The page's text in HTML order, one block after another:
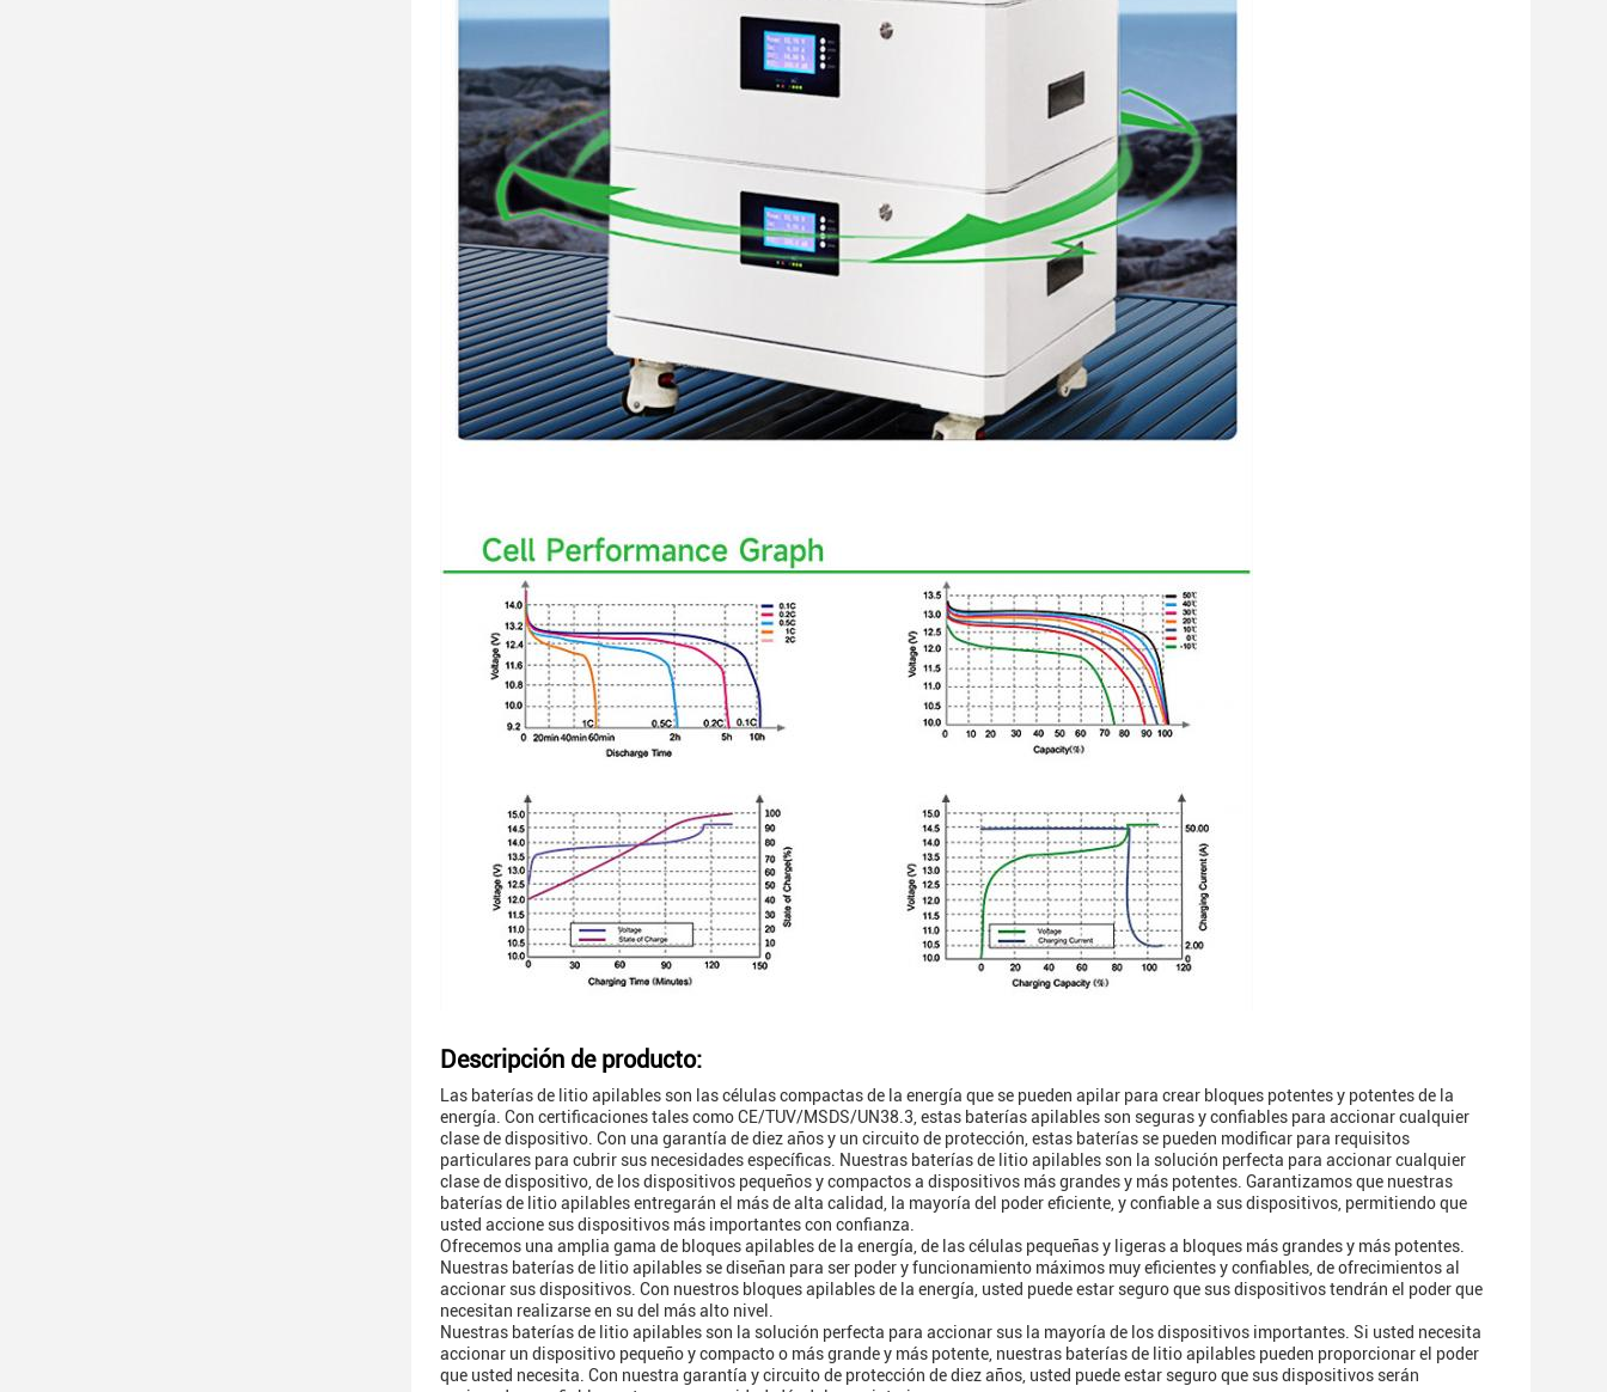
Descripción de producto:
Las baterías de litio apilables son las células compactas de la energía que se pueden apilar para crear bloques potentes y potentes de la
energía. Con certificaciones tales como CE/TUV/MSDS/UN38.3, estas baterías apilables son seguras y confiables para accionar cualquier
clase de dispositivo. Con una garantía de diez años y un circuito de protección, estas baterías se pueden modificar para requisitos
particulares para cubrir sus necesidades específicas. Nuestras baterías de litio apilables son la solución perfecta para accionar cualquier
clase de dispositivo, de los dispositivos pequeños y compactos a dispositivos más grandes y más potentes. Garantizamos que nuestras
baterías de litio apilables entregarán el más de alta calidad, la mayoría del poder eficiente, y confiable a sus dispositivos, permitiendo que
usted accione sus dispositivos más importantes con confianza.
Ofrecemos una amplia gama de bloques apilables de la energía, de las células pequeñas y ligeras a bloques más grandes y más potentes.
Nuestras baterías de litio apilables se diseñan para ser poder y funcionamiento máximos muy eficientes y confiables, de ofrecimientos al
accionar sus dispositivos. Con nuestros bloques apilables de la energía, usted puede estar seguro que sus dispositivos tendrán el poder que
necesitan realizarse en su del más alto nivel.
Nuestras baterías de litio apilables son la solución perfecta para accionar sus la mayoría de los dispositivos importantes. Si usted necesita
accionar un dispositivo pequeño y compacto o más grande y más potente, nuestras baterías de litio apilables pueden proporcionar el poder
que usted necesita. Con nuestra garantía y circuito de protección de diez años, usted puede estar seguro que sus dispositivos serán